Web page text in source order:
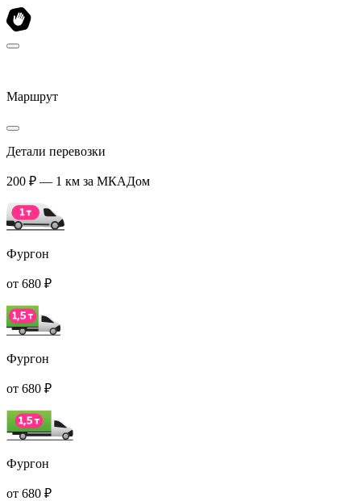
Маршрут
Детали перевозки
200 ₽ — 1 км за МКАДом
Фургон
от 680 ₽
Фургон
от 680 ₽
Фургон
от 680 ₽